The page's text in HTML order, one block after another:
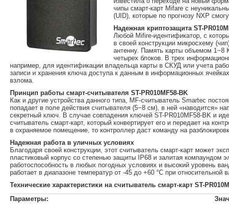
чипы смарт-карт Mifare с
(UID), которые по прогнозу NXP
Надежная криптозащита ST-
Любой Mifire-идентификатор, с
в своей конструкции микросхему
антенну. Память карты объемом 1−8
четырех блоков. В трех
например, для идентификации владельца карты в СКУД или учета
записи и хранения ключа доступа к данным в информационных
взлома.
Принцип работы смарт-считывателя ST-PR010MF58-BK
Как и другие устройства данного типа, MF-считыватель Smartec
попадает в поле действия считывателя (5−8 см), в ней «наводится»
секретный ключ. В случае совпадения ключей ST-PR010MF58-BK и
считыватель смарт-карт, который конвертирует его и передает на
в охраняемое помещение, то контроллер даст команду на
Надежная работа в уличных условиях
Благодаря своей конструкции, этот считыватель смарт-карт может
пластиковый корпус со степенью защиты IP68 и залитая компаундом
работоспособность в любых погодных условиях и высокий уровень
работает в диапазоне температур от -45 до +60 °С при относительной
Технические характеристики на считыватель смарт-карт ST-PR010
Параметры: